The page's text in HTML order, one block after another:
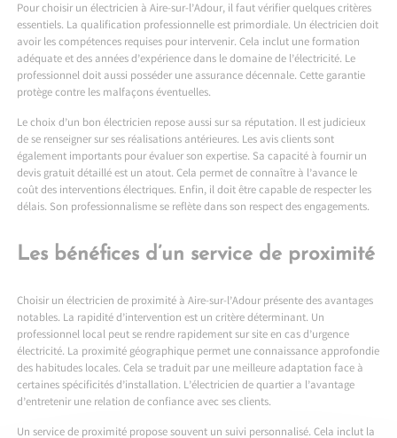
Pour choisir un électricien à Aire-sur-l’Adour, il faut vérifier quelques critères
essentiels. La qualification professionnelle est primordiale. Un électricien doit
avoir les compétences requises pour intervenir. Cela inclut une formation
adéquate et des années d’expérience dans le domaine de l’électricité. Le
professionnel doit aussi posséder une assurance décennale. Cette garantie
protège contre les malfaçons éventuelles.
Le choix d’un bon électricien repose aussi sur sa réputation. Il est judicieux
de se renseigner sur ses réalisations antérieures. Les avis clients sont
également importants pour évaluer son expertise. Sa capacité à fournir un
devis gratuit détaillé est un atout. Cela permet de connaître à l’avance le
coût des interventions électriques. Enfin, il doit être capable de respecter les
délais. Son professionnalisme se reflète dans son respect des engagements.
Les bénéfices d’un service de proximité
Choisir un électricien de proximité à Aire-sur-l’Adour présente des avantages
notables. La rapidité d’intervention est un critère déterminant. Un
professionnel local peut se rendre rapidement sur site en cas d’urgence
électricité. La proximité géographique permet une connaissance approfondie
des habitudes locales. Cela se traduit par une meilleure adaptation face à
certaines spécificités d’installation. L’électricien de quartier a l’avantage
d’entretenir une relation de confiance avec ses clients.
Un service de proximité propose souvent un suivi personnalisé. Cela inclut la